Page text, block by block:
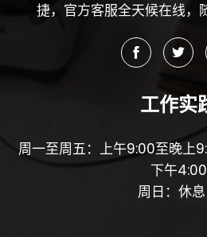
捷，官方客服全天候在线，
工作实
周一至周五：上午9:00至晚上
下午4:00
周日：休